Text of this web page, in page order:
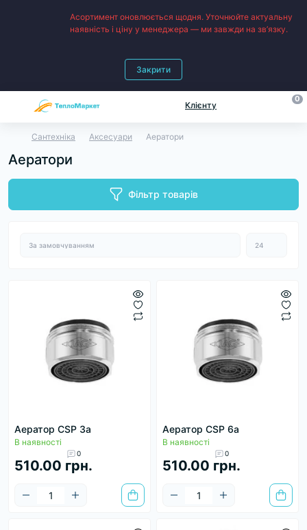
Асортимент оновлюється щодня. Уточнюйте актуальну
наявність і ціну у менеджера — ми завжди на зв’язку.
Закрити
Клієнту
0
Сантехніка Аксесуари Аератори
Аератори
Фільтр товарів
Аератор CSP 3a
В наявності
0
510.00 грн.
Аератор CSP 6a
В наявності
0
510.00 грн.